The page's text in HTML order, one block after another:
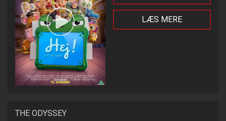
LÆS MERE
THE ODYSSEY